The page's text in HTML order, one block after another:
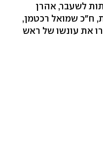
לשעבר, אהרן
ח"כ שמואל רכטמן,
את עונשו של ראש